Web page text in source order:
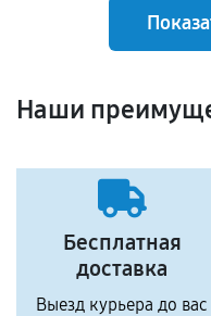
Наши
Бесплатная
доставка
Выезд курьера до вас